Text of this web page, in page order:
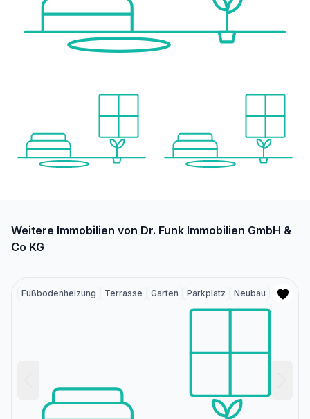
Weitere Immobilien von Dr. Funk Immobilien GmbH &
Co KG
Fußbodenheizung Terrasse Garten Parkplatz Neubau